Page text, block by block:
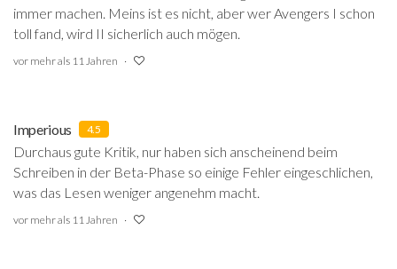
immer machen. Meins ist es nicht, aber wer Avengers I schon
toll fand, wird II sicherlich auch mögen.
vor mehr als 11 Jahren
Imperious 4.5
Durchaus gute Kritik, nur haben sich anscheinend beim
Schreiben in der Beta-Phase so einige Fehler eingeschlichen,
was das Lesen weniger angenehm macht.
vor mehr als 11 Jahren